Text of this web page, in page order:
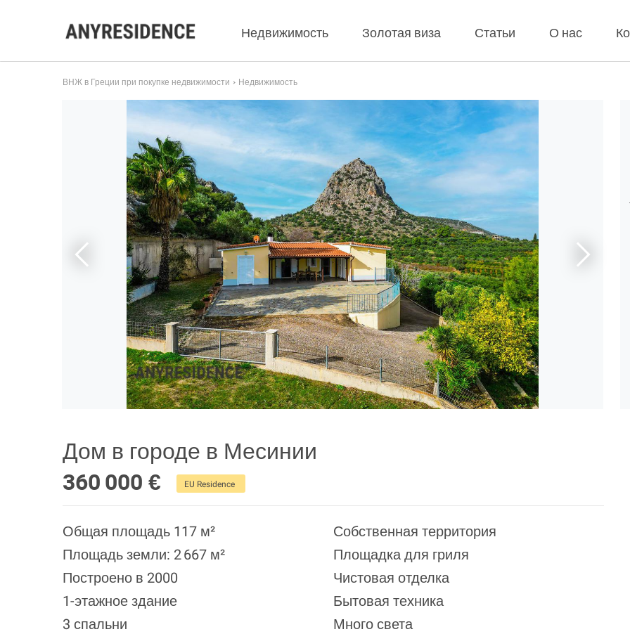
Недвижимость Золотая виза Статьи О нас
ВНЖ в Греции при покупке недвижимости Недвижимость
Дом в городе в Месинии
360 000 €
EU Residence
Общая площадь 117 м²
Площадь земли: 2 667 м²
Построено в 2000
1-этажное здание
3 спальни
Собственная территория
Площадка для гриля
Чистовая отделка
Бытовая техника
Много света